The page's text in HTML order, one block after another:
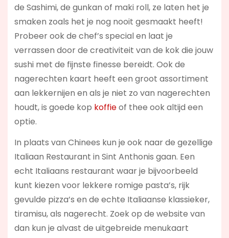
de Sashimi, de gunkan of maki roll, ze laten het je
smaken zoals het je nog nooit gesmaakt heeft!
Probeer ook de chef’s special en laat je
verrassen door de creativiteit van de kok die jouw
sushi met de fijnste finesse bereidt. Ook de
nagerechten kaart heeft een groot assortiment
aan lekkernijen en als je niet zo van nagerechten
houdt, is goede kop koffieof thee ook altijd een
optie.
In plaats van Chinees kun je ook naar de gezellige
Italiaan Restaurant in Sint Anthonis gaan. Een
echt Italiaans restaurant waar je bijvoorbeeld
kunt kiezen voor lekkere romige pasta’s, rijk
gevulde pizza’s en de echte Italiaanse klassieker,
tiramisu, als nagerecht. Zoek op de website van
dan kun je alvast de uitgebreide menukaart